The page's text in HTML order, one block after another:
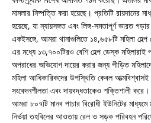
মামলার নিষ্পত্তি করা হয়েছে। প্রতিটি রায়দানের
হয়েছে, যা ন্যায়সঙ্গত এবং লিঙ্গ-সমতাপূর্ণ ভারত
একইসঙ্গে, আমরা থানাগুলিতে ১৪,৬৫৮টি মহিলা
এর মধ্যে ১৩,৭০০টিরও বেশি হেল্প ডেস্ক
অপরাধের অভিযোগ দায়ের করার জন্য পীড়িত
মহিলা আধিকারিকদের উপস্থিতি কেবল আত্মবিশ্বাসই
সংবেদনশীলতা এবং দায়বদ্ধতাকেও শক্তিশালী করে।
আমরা ৮০৭টি মানব পাচার বিরোধী ইউনিটের
নির্ভয়া তহবিলের আওতায় রেল ও সড়ক পরিবহন